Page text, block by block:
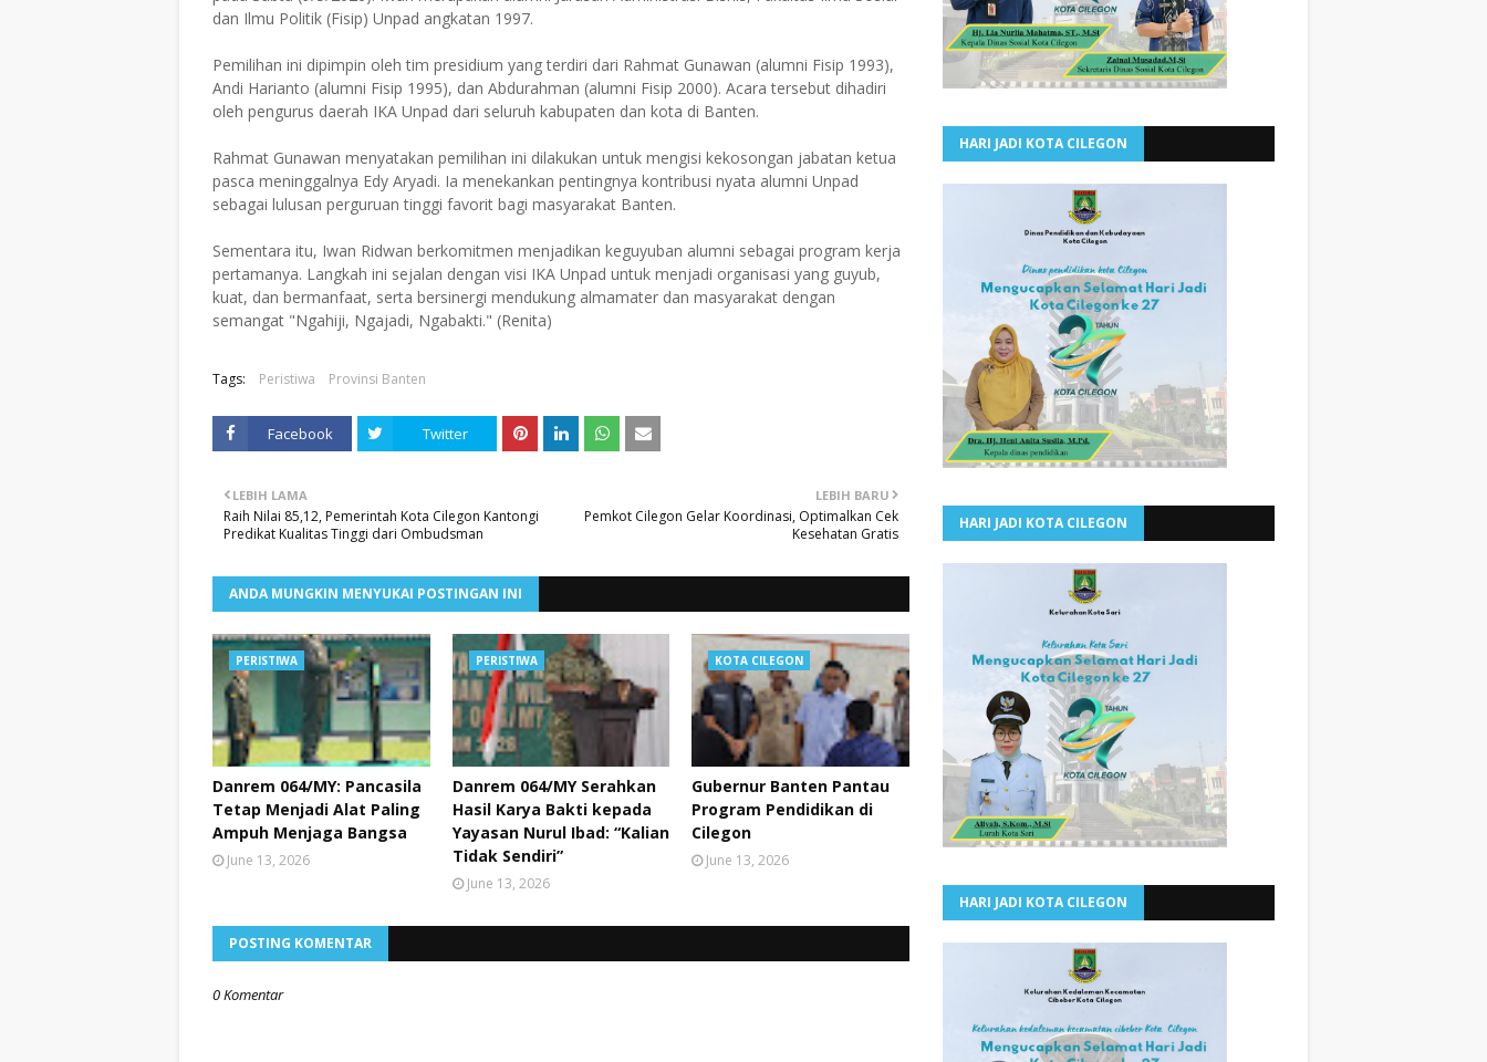
dan Ilmu Politik (Fisip) Unpad angkatan 1997.
Pemilihan ini dipimpin oleh tim presidium yang terdiri dari Rahmat Gunawan (alumni Fisip 1993),
Andi Harianto (alumni Fisip 1995), dan Abdurahman (alumni Fisip 2000). Acara tersebut dihadiri
oleh pengurus daerah IKA Unpad dari seluruh kabupaten dan kota di Banten.
Rahmat Gunawan menyatakan pemilihan ini dilakukan untuk mengisi kekosongan jabatan ketua
pasca meninggalnya Edy Aryadi. Ia menekankan pentingnya kontribusi nyata alumni Unpad
sebagai lulusan perguruan tinggi favorit bagi masyarakat Banten.
Sementara itu, Iwan Ridwan berkomitmen menjadikan keguyuban alumni sebagai program kerja
pertamanya. Langkah ini sejalan dengan visi IKA Unpad untuk menjadi organisasi yang guyub,
kuat, dan bermanfaat, serta bersinergi mendukung almamater dan masyarakat dengan
semangat "Ngahiji, Ngajadi, Ngabakti." (Renita)
Tags: Peristiwa Provinsi Banten
Facebook Twitter
LEBIH BARU
Pemkot Cilegon Gelar Koordinasi, Optimalkan Cek
Kesehatan Gratis
LEBIH LAMA
Raih Nilai 85,12, Pemerintah Kota Cilegon Kantongi
Predikat Kualitas Tinggi dari Ombudsman
ANDA MUNGKIN MENYUKAI POSTINGAN INI
PERISTIWA
Danrem 064/MY: Pancasila
Tetap Menjadi Alat Paling
Ampuh Menjaga Bangsa
June 13, 2026
PERISTIWA
Danrem 064/MY Serahkan
Hasil Karya Bakti kepada
Yayasan Nurul Ibad: “Kalian
Tidak Sendiri”
June 13, 2026
KOTA CILEGON
Gubernur Banten Pantau
Program Pendidikan di
Cilegon
June 13, 2026
POSTING KOMENTAR
0 Komentar
HARI JADI KOTA CILEGON
HARI JADI KOTA CILEGON
HARI JADI KOTA CILEGON